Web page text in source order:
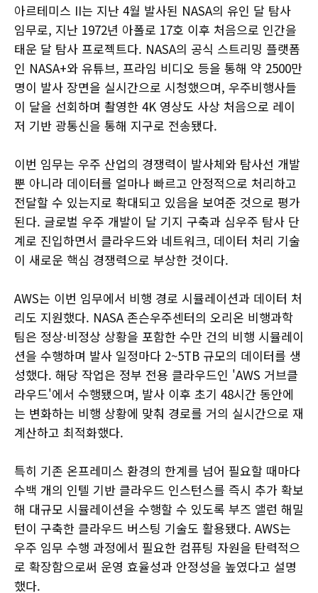
아르테미스 II는 지난 4월 발사된 NASA의 유인 달 탐사
임무로, 지난 1972년 아폴로 17호 이후 처음으로 인간을
태운 달 탐사 프로젝트다. NASA의 공식 스트리밍 플랫폼
인 NASA+와 유튜브, 프라임 비디오 등을 통해 약 2500만
명이 발사 장면을 실시간으로 시청했으며, 우주비행사들
이 달을 선회하며 촬영한 4K 영상도 사상 처음으로 레이
저 기반 광통신을 통해 지구로 전송됐다.
이번 임무는 우주 산업의 경쟁력이 발사체와 탐사선 개발
뿐 아니라 데이터를 얼마나 빠르고 안정적으로 처리하고
전달할 수 있는지로 확대되고 있음을 보여준 것으로 평가
된다. 글로벌 우주 개발이 달 기지 구축과 심우주 탐사 단
계로 진입하면서 클라우드와 네트워크, 데이터 처리 기술
이 새로운 핵심 경쟁력으로 부상한 것이다.
AWS는 이번 임무에서 비행 경로 시뮬레이션과 데이터 처
리도 지원했다. NASA 존슨우주센터의 오리온 비행과학
팀은 정상·비정상 상황을 포함한 수만 건의 비행 시뮬레이
션을 수행하며 발사 일정마다 2~5TB 규모의 데이터를 생
성했다. 해당 작업은 정부 전용 클라우드인 'AWS 거브클
라우드'에서 수행됐으며, 발사 이후 초기 48시간 동안에
는 변화하는 비행 상황에 맞춰 경로를 거의 실시간으로 재
계산하고 최적화했다.
특히 기존 온프레미스 환경의 한계를 넘어 필요할 때마다
수백 개의 인텔 기반 클라우드 인스턴스를 즉시 추가 확보
해 대규모 시뮬레이션을 수행할 수 있도록 부즈 앨런 해밀
턴이 구축한 클라우드 버스팅 기술도 활용됐다. AWS는
우주 임무 수행 과정에서 필요한 컴퓨팅 자원을 탄력적으
로 확장함으로써 운영 효율성과 안정성을 높였다고 설명
했다.